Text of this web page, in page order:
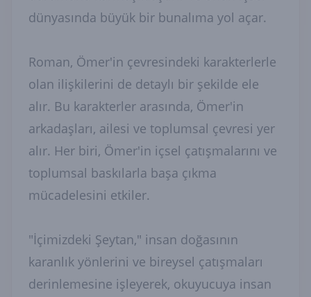
dünyasında büyük bir bunalıma yol açar.
Roman, Ömer'in çevresindeki karakterlerle
olan ilişkilerini de detaylı bir şekilde ele
alır. Bu karakterler arasında, Ömer'in
arkadaşları, ailesi ve toplumsal çevresi yer
alır. Her biri, Ömer'in içsel çatışmalarını ve
toplumsal baskılarla başa çıkma
mücadelesini etkiler.
"İçimizdeki Şeytan," insan doğasının
karanlık yönlerini ve bireysel çatışmaları
derinlemesine işleyerek, okuyucuya insan